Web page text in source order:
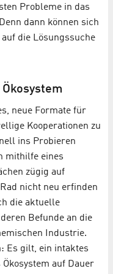
Probleme in das
dann können sich
die Lösungssuche
neue Formate für
Kooperationen zu
ins Probieren
mithilfe eines
zügig auf
nicht neu erfinden
die aktuelle
Befunde an die
Industrie.
Es gilt, ein intaktes
auf Dauer